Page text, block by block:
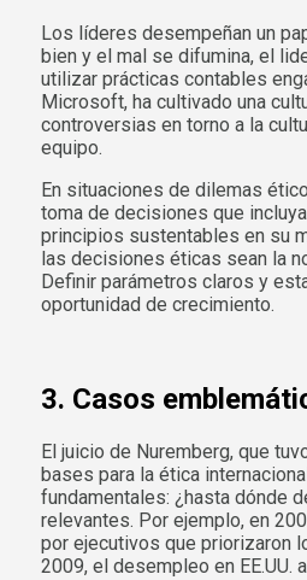
Los líderes desempeñan un
bien y el mal se difumina, el
utilizar prácticas contables
Microsoft, ha cultivado una
controversias en torno a la
equipo.
En situaciones de dilemas
toma de decisiones que
principios sustentables en su
las decisiones éticas sean la
Definir parámetros claros y
oportunidad de crecimiento.
3. Casos
El juicio de Nuremberg, que
bases para la ética
fundamentales: ¿hasta dónde
relevantes. Por ejemplo, en
por ejecutivos que priorizaron
2009, el desempleo en